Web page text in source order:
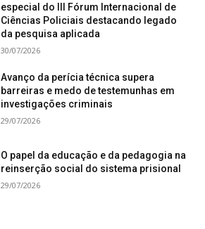
especial do III Fórum Internacional de
Ciências Policiais destacando legado
da pesquisa aplicada
30/07/2026
Avanço da perícia técnica supera
barreiras e medo de testemunhas em
investigações criminais
29/07/2026
O papel da educação e da pedagogia na
reinserção social do sistema prisional
29/07/2026